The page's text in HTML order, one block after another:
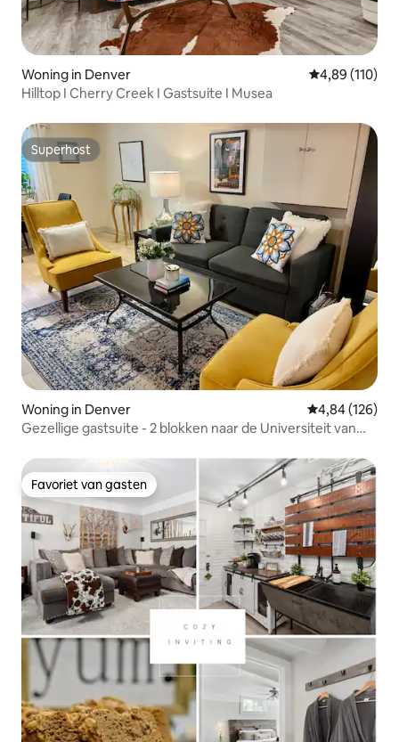
Woning in Denver Gemiddelde
4,89 (110)
Hilltop I Cherry Creek I Gastsuite I Musea
Superhost
Superhost
Woning in Denver Gemiddelde
4,84 (126)
Gezellige gastsuite - 2 blokken naar de Universiteit van
Favoriet van gasten
Favoriet van gasten